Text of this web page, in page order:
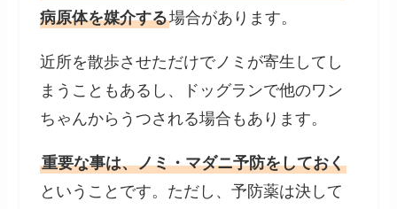
病原体を媒介する場合があります。
近所を散歩させただけでノミが寄生してし
まうこともあるし、ドッグランで他のワン
ちゃんからうつされる場合もあります。
重要な事は、ノミ・マダニ予防をしておく
ということです。ただし、予防薬は決して